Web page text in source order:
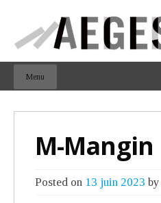
Menu
M-Mangin
Posted on 13 juin 2023 by